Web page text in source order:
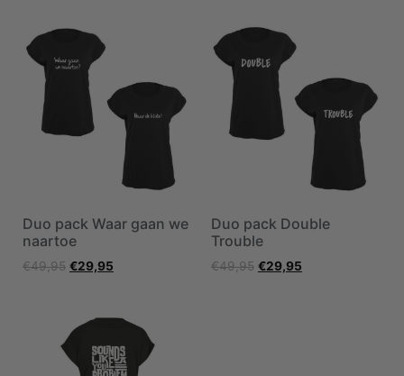
Duo pack Waar gaan we
naartoe
€49,95 €29,95
Duo pack Double
Trouble
€49,95 €29,95